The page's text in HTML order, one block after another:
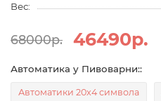
Вес:
68000р. 46490р.
Автоматика у Пивоварни::
Автоматики 20x4 символа